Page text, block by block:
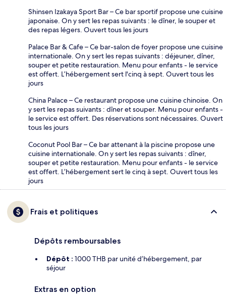
Shinsen Izakaya Sport Bar – Ce bar sportif propose une cuisine
japonaise. On y sert les repas suivants : le dîner, le souper et
des repas légers. Ouvert tous les jours
Palace Bar & Cafe – Ce bar-salon de foyer propose une cuisine
internationale. On y sert les repas suivants : déjeuner, dîner,
souper et petite restauration. Menu pour enfants - le service
est offert. L’hébergement sert l'cinq à sept. Ouvert tous les
jours
China Palace – Ce restaurant propose une cuisine chinoise. On
y sert les repas suivants : dîner et souper. Menu pour enfants -
le service est offert. Des réservations sont nécessaires. Ouvert
tous les jours
Coconut Pool Bar – Ce bar attenant à la piscine propose une
cuisine internationale. On y sert les repas suivants : dîner,
souper et petite restauration. Menu pour enfants - le service
est offert. L’hébergement sert le cinq à sept. Ouvert tous les
jours
Frais et politiques
Dépôts remboursables
Dépôt : 1000 THB par unité d’hébergement, par
séjour
Extras en option